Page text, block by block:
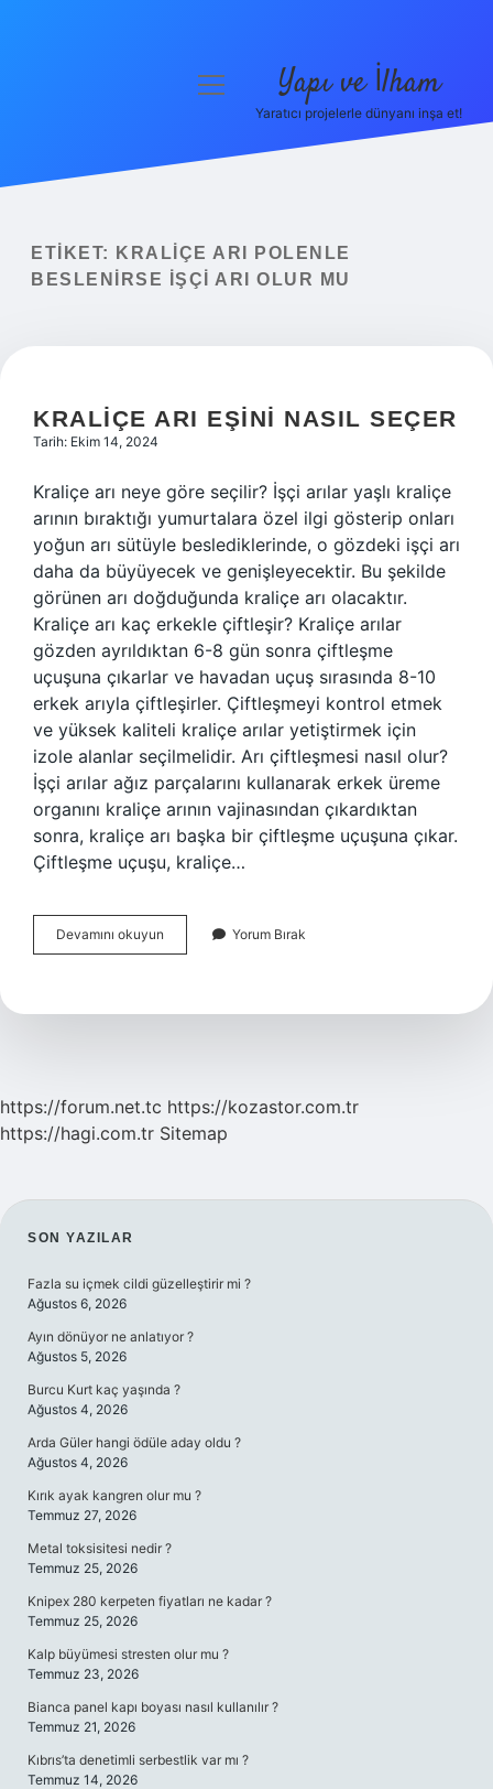
Yasal Uyarı
menüyü
Yapı ve İlham
Yaratıcı projelerle dünyanı inşa et!
ETIKET:
KRALIÇE ARI POLENLE
BESLENIRSE IŞÇI ARI OLUR MU
KRALIÇE ARI EŞINI NASIL SEÇER
Tarih: Ekim 14, 2024
Kraliçe arı neye göre seçilir? İşçi arılar yaşlı kraliçe
arının bıraktığı yumurtalara özel ilgi gösterip onları
yoğun arı sütüyle beslediklerinde, o gözdeki işçi arı
daha da büyüyecek ve genişleyecektir. Bu şekilde
görünen arı doğduğunda kraliçe arı olacaktır.
Kraliçe arı kaç erkekle çiftleşir? Kraliçe arılar
gözden ayrıldıktan 6-8 gün sonra çiftleşme
uçuşuna çıkarlar ve havadan uçuş sırasında 8-10
erkek arıyla çiftleşirler. Çiftleşmeyi kontrol etmek
ve yüksek kaliteli kraliçe arılar yetiştirmek için
izole alanlar seçilmelidir. Arı çiftleşmesi nasıl olur?
İşçi arılar ağız parçalarını kullanarak erkek üreme
organını kraliçe arının vajinasından çıkardıktan
sonra, kraliçe arı başka bir çiftleşme uçuşuna çıkar.
Çiftleşme uçuşu, kraliçe…
Devamını okuyun
Arı
Seçer
Yorum Bırak
https://forum.net.tc https://kozastor.com.tr
https://hagi.com.tr Sitemap
SIDEBAR
SON YAZILAR
Fazla su içmek cildi güzelleştirir mi ?
Ağustos 6, 2026
Ayın dönüyor ne anlatıyor ?
Ağustos 5, 2026
Burcu Kurt kaç yaşında ?
Ağustos 4, 2026
Arda Güler hangi ödüle aday oldu ?
Ağustos 4, 2026
Kırık ayak kangren olur mu ?
Temmuz 27, 2026
Metal toksisitesi nedir ?
Temmuz 25, 2026
Knipex 280 kerpeten fiyatları ne kadar ?
Temmuz 25, 2026
Kalp büyümesi stresten olur mu ?
Temmuz 23, 2026
Bianca panel kapı boyası nasıl kullanılır ?
Temmuz 21, 2026
Kıbrıs’ta denetimli serbestlik var mı ?
Temmuz 14, 2026